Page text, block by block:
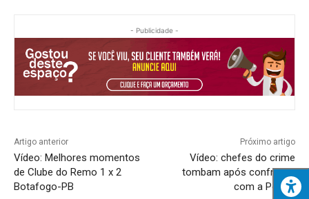
- Publicidade -
Artigo anterior
Vídeo: Melhores momentos
de Clube do Remo 1 x 2
Botafogo-PB
Próximo artigo
Vídeo: chefes do crime
tombam após confronto
com a Polícia